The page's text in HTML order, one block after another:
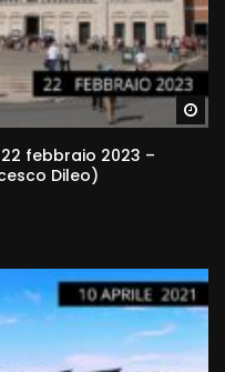
febbraio 2023 –
Dileo)